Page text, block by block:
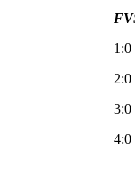
1:0
2:0
3:0
4:0